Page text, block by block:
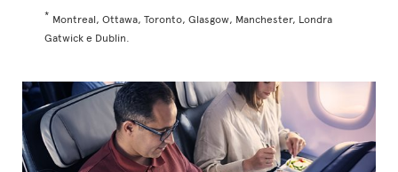
* Montreal, Ottawa, Toronto, Glasgow, Manchester, Londra
Gatwick e Dublin.